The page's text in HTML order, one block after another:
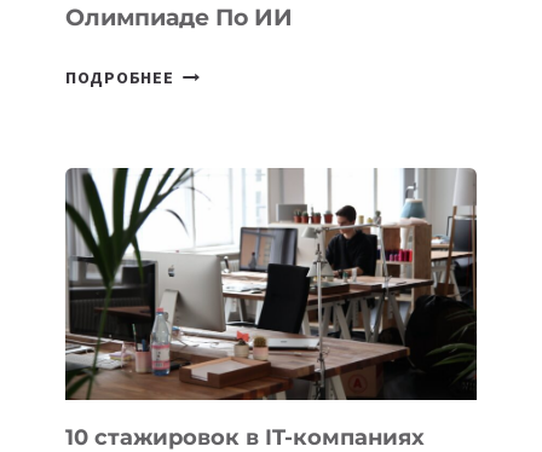
Олимпиаде По ИИ
ПОДРОБНЕЕ КАЗАХСТАНСКИЙ
ЗАНЯЛ
ВТОРОЕ
МЕСТО
НА
МЕЖДУНАРОДНОЙ
ОЛИМПИАДЕ
ПО
ИИ
10 стажировок в IT-компаниях